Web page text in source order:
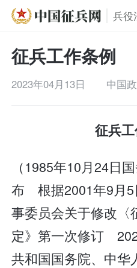
兵役
征兵工作条例
2023年04月13日 中国
征兵
（1985年10月24日
布 根据2001年9月5
事委员会关于修改〈
定》第一次修订
共和国国务院、中华